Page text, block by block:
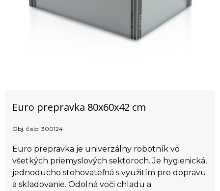
Euro prepravka 80x60x42 cm
Obj. čislo: 300124
Euro prepravka je univerzálny robotník vo
všetkých priemyslových sektoroch. Je hygienická,
jednoducho stohovateľná s využitím pre dopravu
a skladovanie. Odolná voči chladu a